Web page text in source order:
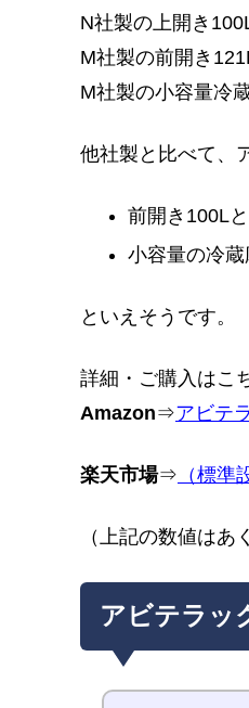
N社製の上開き
M社製の前開き
M社製の小容量冷
他社製と比べて、
前開き100L
小容量の冷
といえそうです。
詳細・ご購入はこ
Amazon⇒アビテ
楽天市場⇒ （標
（上記の数値は
アビテラッ